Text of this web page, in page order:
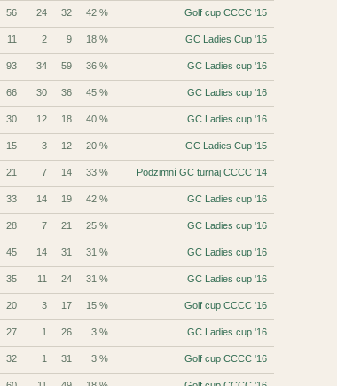
56 24 32 42 % Golf cup CCCC '15
11 2 9 18 % GC Ladies Cup '15
93 34 59 36 % GC Ladies cup '16
66 30 36 45 % GC Ladies cup '16
30 12 18 40 % GC Ladies cup '16
15 3 12 20 % GC Ladies Cup '15
21 7 14 33 % Podzimní GC turnaj CCCC '14
33 14 19 42 % GC Ladies cup '16
28 7 21 25 % GC Ladies cup '16
45 14 31 31 % GC Ladies cup '16
35 11 24 31 % GC Ladies cup '16
20 3 17 15 % Golf cup CCCC '16
27 1 26 3 % GC Ladies cup '16
32 1 31 3 % Golf cup CCCC '16